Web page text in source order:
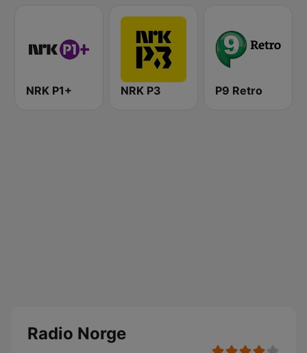
NRK P1+ NRK P3 P9 Retro
Radio Norge